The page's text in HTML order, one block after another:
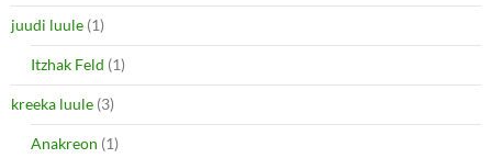
juudi luule (1)
Itzhak Feld (1)
kreeka luule (3)
Anakreon (1)